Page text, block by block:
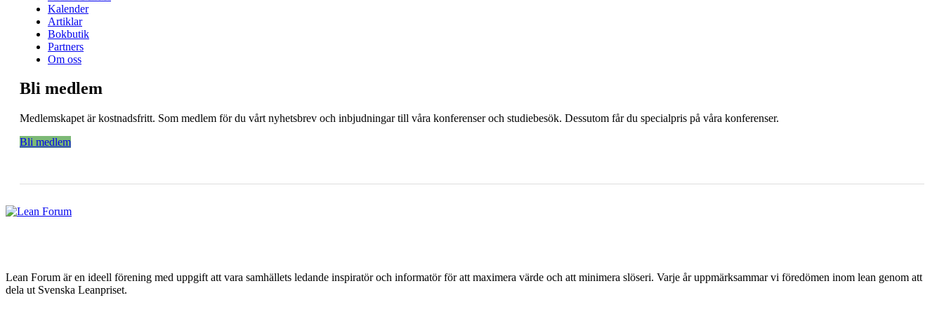
Kalender
Artiklar
Bokbutik
Partners
Om oss
Bli medlem
Medlemskapet är kostnadsfritt. Som medlem för du vårt nyhetsbrev och inbjudningar till våra konferenser och studiebesök. Dessutom får du specialpris på våra konferenser.
Bli medlem
Lean Forum är en ideell förening med uppgift att vara samhällets ledande inspiratör och informatör för att maximera värde och att minimera slöseri. Varje år uppmärksammar vi föredömen inom lean genom att
dela ut Svenska Leanpriset.